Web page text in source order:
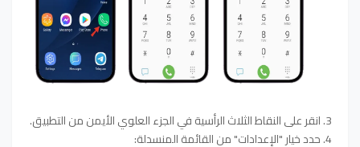
3. انقر على النقاط الثلاث الرأسية في الجزء العلوي الأيمن من التطبيق.
4. حدد خيار "الإعدادات" من القائمة المنسدلة: